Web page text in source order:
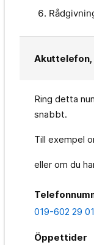
Ring detta
snabbt.
Till exempel
eller om du
019-602 29 01
Öppettider